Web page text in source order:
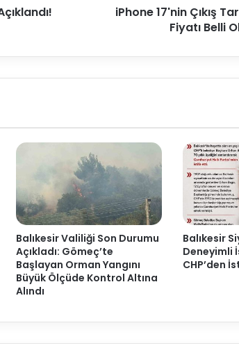
iPhone 17'nin Çıkış
Fiyatı Belli
Balıkesir Valiliği Son Durumu
Açıkladı: Gömeç’te
Başlayan Orman Yangını
Büyük Ölçüde Kontrol Altına
Alındı
Balıkesir
Deneyimli
CHP’den